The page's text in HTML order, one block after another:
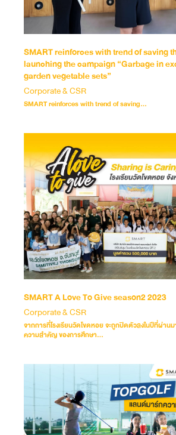
SMART reinforces with trend of saving
launching the campaign “Garbage in
garden vegetable sets”
Corporate & CSR
SMART reinforces with trend of saving...
SMART A Love To Give season2 2023
Corporate & CSR
จากการที่โรงเรียนวัดโขดหอย จะถูกปิดตัวลงในปีที่ผ่าน
ความสำคัญ ของการศึกษา...